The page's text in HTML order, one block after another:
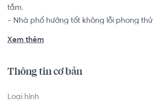
tắm.
- Nhà phố hướng tốt không lỗi phong
Phan Huy Ích, Tân Sơn. Trong bán kính
Xem thêm
Thông tin cơ bản
Loại hình